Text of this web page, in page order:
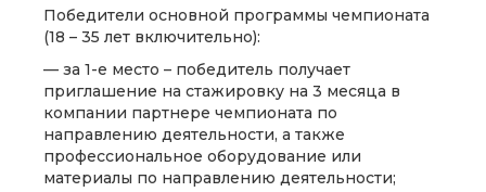
Победители основной программы чемпионата
(18 – 35 лет включительно):
— за 1-е место – победитель получает
приглашение на стажировку на 3 месяца в
компании партнере чемпионата по
направлению деятельности, а также
профессиональное оборудование или
материалы по направлению деятельности;